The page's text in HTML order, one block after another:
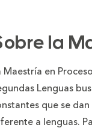
la
Maestría en
Lenguas
que se
a lenguas.